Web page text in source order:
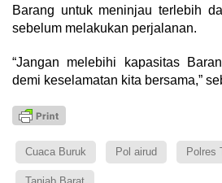
Barang untuk meninjau terlebih
sebelum melakukan perjalanan.
“Jangan melebihi kapasitas
demi keselamatan kita bersama,”
Cuaca Buruk Pol airud Polres